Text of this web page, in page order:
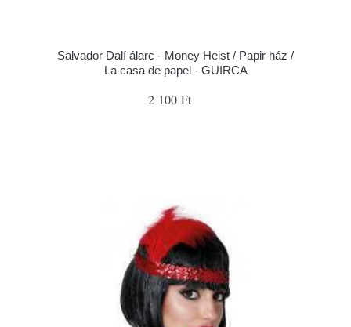
Salvador Dalí álarc - Money Heist / Papir ház /
La casa de papel - GUIRCA
2 100 Ft